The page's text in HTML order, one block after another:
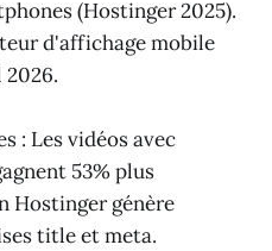
(Hostinger 2025).
d'affichage mobile
2026.
: Les vidéos avec
53% plus
Hostinger génère
title et meta.